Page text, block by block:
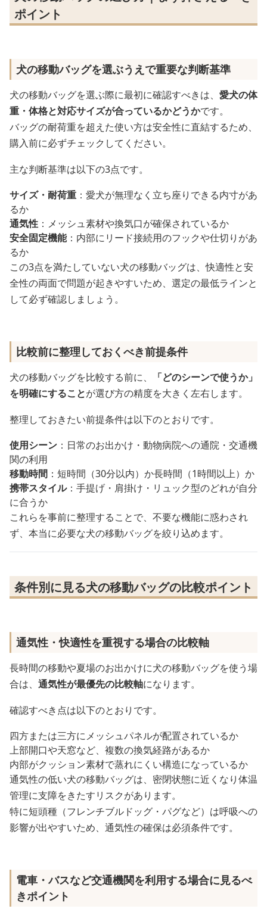
ポイント
犬の移動バッグを選ぶうえで重要な判断基準
犬の移動バッグを選ぶ際に最初に確認すべきは、 愛犬の体
重・体格と対応サイズが合っているかどうかです。
バッグの耐荷重を超えた使い方は安全性に直結するため、
購入前に必ずチェックしてください。
主な判断基準は以下の3点です。
サイズ・耐荷重 ：愛犬が無理なく立ち座りできる内寸があ
るか
通気性 ：メッシュ素材や換気口が確保されているか
安全固定機能：内部にリード接続用のフックや仕切りがあ
るか
この3点を満たしていない犬の移動バッグは、快適性と安
全性の両面で問題が起きやすいため、選定の最低ラインと
して必ず確認しましょう。
比較前に整理しておくべき前提条件
犬の移動バッグを比較する前に、
「どのシーンで使うか」
を明確にすることが選び方の精度を大きく左右します。
整理しておきたい前提条件は以下のとおりです。
使用シーン ：日常のお出かけ・動物病院への通院・交通機
関の利用
移動時間 ：短時間（30分以内）か長時間（1時間以上）か
携帯スタイル：手提げ・肩掛け・リュック型のどれが自分
に合うか
これらを事前に整理することで、不要な機能に惑わされ
ず、本当に必要な犬の移動バッグを絞り込めます。
条件別に見る犬の移動バッグの比較ポイント
通気性・快適性を重視する場合の比較軸
長時間の移動や夏場のお出かけに犬の移動バッグを使う場
合は、 通気性が最優先の比較軸になります。
確認すべき点は以下のとおりです。
四方または三方にメッシュパネルが配置されているか
上部開口や天窓など、複数の換気経路があるか
内部がクッション素材で蒸れにくい構造になっているか
通気性の低い犬の移動バッグは、密閉状態に近くなり体温
管理に支障をきたすリスクがあります。
特に短頭種（フレンチブルドッグ・パグなど）は呼吸への
影響が出やすいため、通気性の確保は必須条件です。
電車・バスなど交通機関を利用する場合に見るべ
きポイント